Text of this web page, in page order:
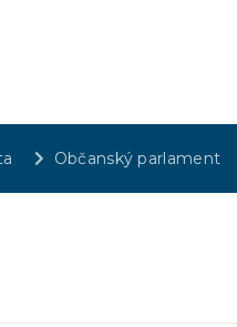
Občanský parlament